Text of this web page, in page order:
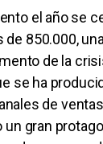
el año se
850.000,
de la
se ha
de
gran